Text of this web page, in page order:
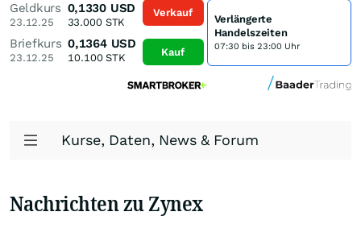
Geldkurs
23.12.25
0,1330 USD
33.000STK
Briefkurs
23.12.25
0,1364 USD
10.100STK
Verkauf
Kauf
Verlängerte
Handelszeiten
07:30 bis 23:00 Uhr
Kurse, Daten, News & Forum
Nachrichten zu Zynex